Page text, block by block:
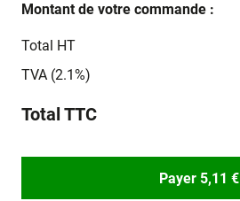
Montant de votre commande :
Total HT
TVA (2.1%)
Total TTC
Payer 5,11 €